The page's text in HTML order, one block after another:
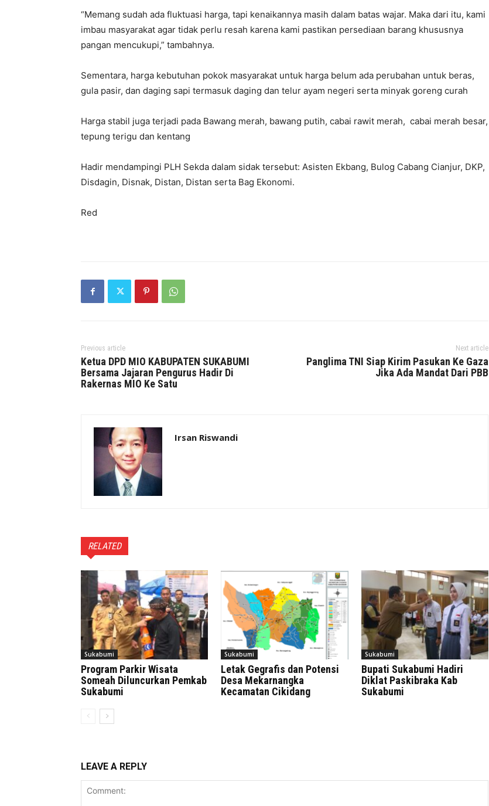
“Memang sudah ada fluktuasi harga, tapi kenaikannya masih dalam batas wajar. Maka dari itu, kami
imbau masyarakat agar tidak perlu resah karena kami pastikan persediaan barang khususnya
pangan mencukupi,” tambahnya.
Sementara, harga kebutuhan pokok masyarakat untuk harga belum ada perubahan untuk beras,
gula pasir, dan daging sapi termasuk daging dan telur ayam negeri serta minyak goreng curah
Harga stabil juga terjadi pada Bawang merah, bawang putih, cabai rawit merah, cabai merah besar,
tepung terigu dan kentang
Hadir mendampingi PLH Sekda dalam sidak tersebut: Asisten Ekbang, Bulog Cabang Cianjur, DKP,
Disdagin, Disnak, Distan, Distan serta Bag Ekonomi.
Red
Previous article
Ketua DPD MIO KABUPATEN SUKABUMI
Bersama Jajaran Pengurus Hadir Di
Rakernas MIO Ke Satu
Next article
Panglima TNI Siap Kirim Pasukan Ke Gaza
Jika Ada Mandat Dari PBB
Irsan Riswandi
RELATED
Sukabumi
Program Parkir Wisata
Someah Diluncurkan Pemkab
Sukabumi
Sukabumi
Letak Gegrafis dan Potensi
Desa Mekarnangka
Kecamatan Cikidang
Sukabumi
Bupati Sukabumi Hadiri
Diklat Paskibraka Kab
Sukabumi
LEAVE A REPLY